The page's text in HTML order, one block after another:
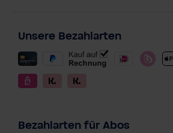
Unsere Bezahlarten
Bezahlarten für Abos